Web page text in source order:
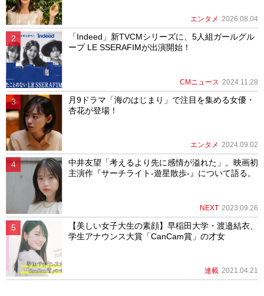
エンタメ 2026.08.04
「Indeed」新TVCMシリーズに、5人組ガールグル
ープ LE SSERAFIMが出演開始！
CMニュース 2024.11.28
月9ドラマ「海のはじまり」で注目を集める女優・
杏花が登場！
エンタメ 2024.09.02
中井友望「考えるより先に感情が溢れた」。映画初
主演作『サーチライト-遊星散歩-』について語る。
NEXT 2023.09.26
【美しい女子大生の素顔】早稲田大学・渡邉結衣、
学生アナウンス大賞「CanCam賞」の才女
連載 2021.04.21